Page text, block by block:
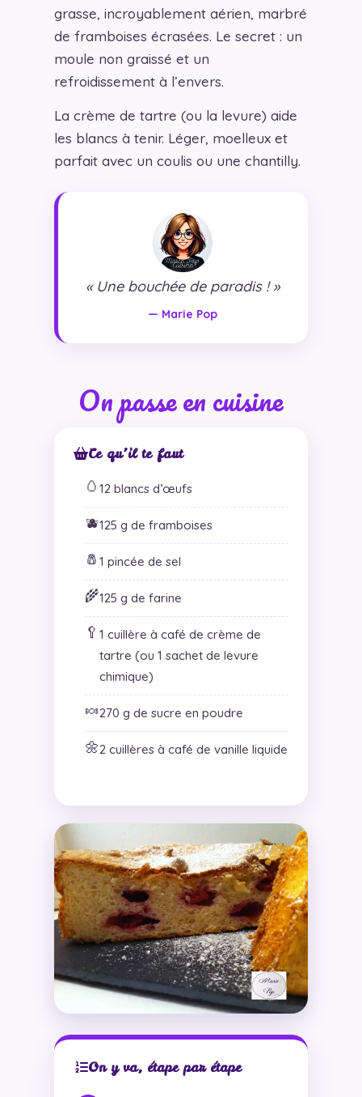
grasse, incroyablement aérien, marbré
de framboises écrasées. Le secret : un
moule non graissé et un
refroidissement à l’envers.
La crème de tartre (ou la levure) aide
les blancs à tenir. Léger, moelleux et
parfait avec un coulis ou une chantilly.
« Une bouchée de paradis ! »
— Marie Pop
On passe en cuisine
Ce qu’il te faut
🥚 12 blancs d’œufs
🫐125 g de framboises
🧂 1 pincée de sel
🌾125 g de farine
🥄 1 cuillère à café de crème de
tartre (ou 1 sachet de levure
chimique)
🍬270 g de sucre en poudre
🌼2 cuillères à café de vanille liquide
On y va, étape par étape